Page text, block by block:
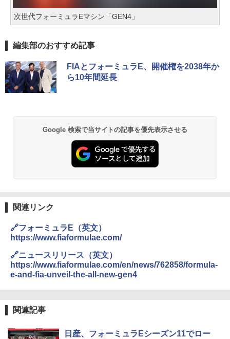
次世代フォーミュラEマシン「GEN4」
編集部のおすすめ記事
FIAとフォーミュラE、開催権を2038年か
ら10年間延長
Google 検索で当サイトの記事を優先表示させる
関連リンク
🔗フォーミュラE（英文）
https://www.fiaformulae.com/
🔗ニュースリリース（英文）
https://www.fiaformulae.com/en/news/762858/formula-
e-and-fia-unveil-the-all-new-gen4
関連記事
日産、フォーミュラEシーズン11でロー